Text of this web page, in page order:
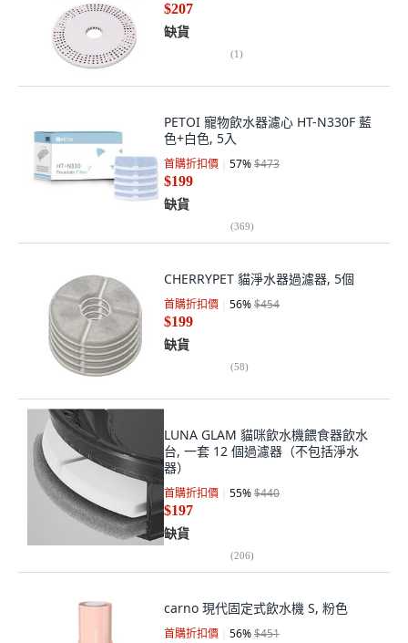
$207
缺貨
(1)
PETOI 寵物飲水器濾心 HT-N330F 藍
色+白色, 5入
首購折扣價 57%$473
$199
缺貨
(369)
CHERRYPET 貓淨水器過濾器, 5個
首購折扣價 56%$454
$199
缺貨
(58)
LUNA GLAM 貓咪飲水機餵食器飲水
台, 一套 12 個過濾器（不包括淨水
器）
首購折扣價 55%$440
$197
缺貨
(206)
carno 現代固定式飲水機 S, 粉色
首購折扣價 56%$451